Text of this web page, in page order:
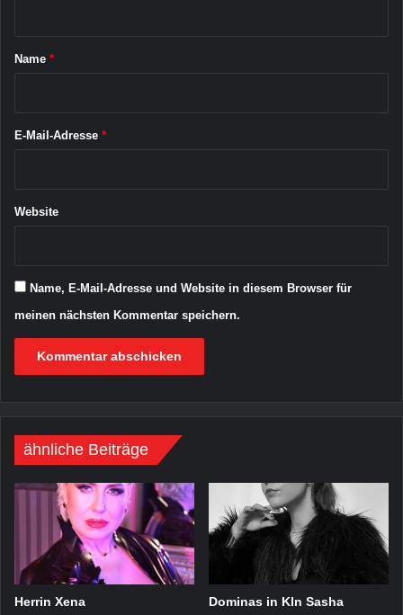
u
aName *
E-Mail-Adresse *
Website
Name, E-Mail-Adresse und Website in diesem Browser für
meinen nächsten Kommentar speichern.
ähnliche Beiträge
Herrin Xena Dominas in Kln Sasha